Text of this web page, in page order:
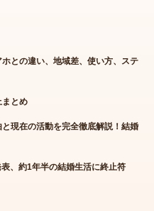
との違い、地域差、使い方、ステ
まとめ
現在の活動を完全徹底解説！結婚
、約1年半の結婚生活に終止符